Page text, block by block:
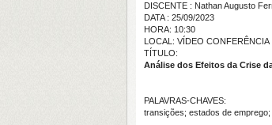
DISCENTE : Nathan Augusto
DATA : 25/09/2023
HORA: 10:30
LOCAL: VÍDEO CONFERÊNCIA
TÍTULO:
Análise dos Efeitos da Crise
PALAVRAS-CHAVES:
transições; estados de